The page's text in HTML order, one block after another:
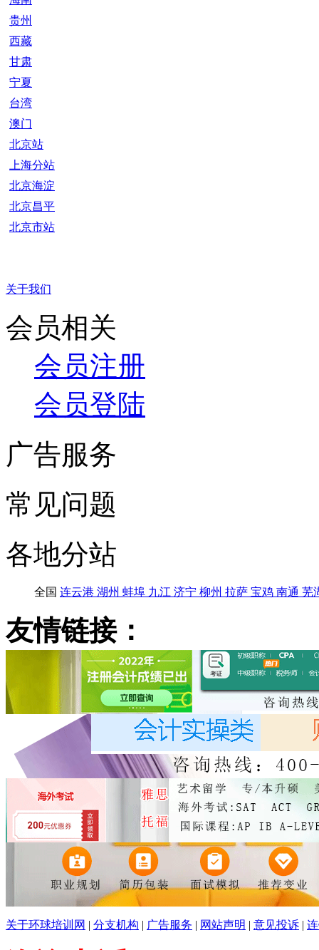
贵州
西藏
甘肃
宁夏
台湾
澳门
北京站
上海分站
北京海淀
北京昌平
北京市站
关于我们
会员相关
会员注册
会员登陆
广告服务
常见问题
各地分站
全国 连云港 湖州 蚌埠 九江 济宁 柳州 拉萨 宝鸡 南通 芜
友情链接：
关于环球培训网 | 分支机构 | 广告服务 | 网站声明 | 意见投诉 |